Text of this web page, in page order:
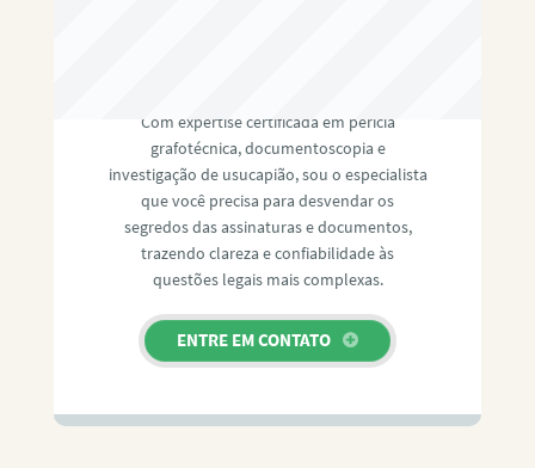
Com expertise certificada em perícia
grafotécnica, documentoscopia e
investigação de usucapião, sou o especialista
que você precisa para desvendar os
segredos das assinaturas e documentos,
trazendo clareza e confiabilidade às
questões legais mais complexas.
ENTRE EM CONTATO